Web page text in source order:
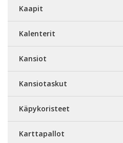
Kaapit
Kalenterit
Kansiot
Kansiotaskut
Käpykoristeet
Karttapallot